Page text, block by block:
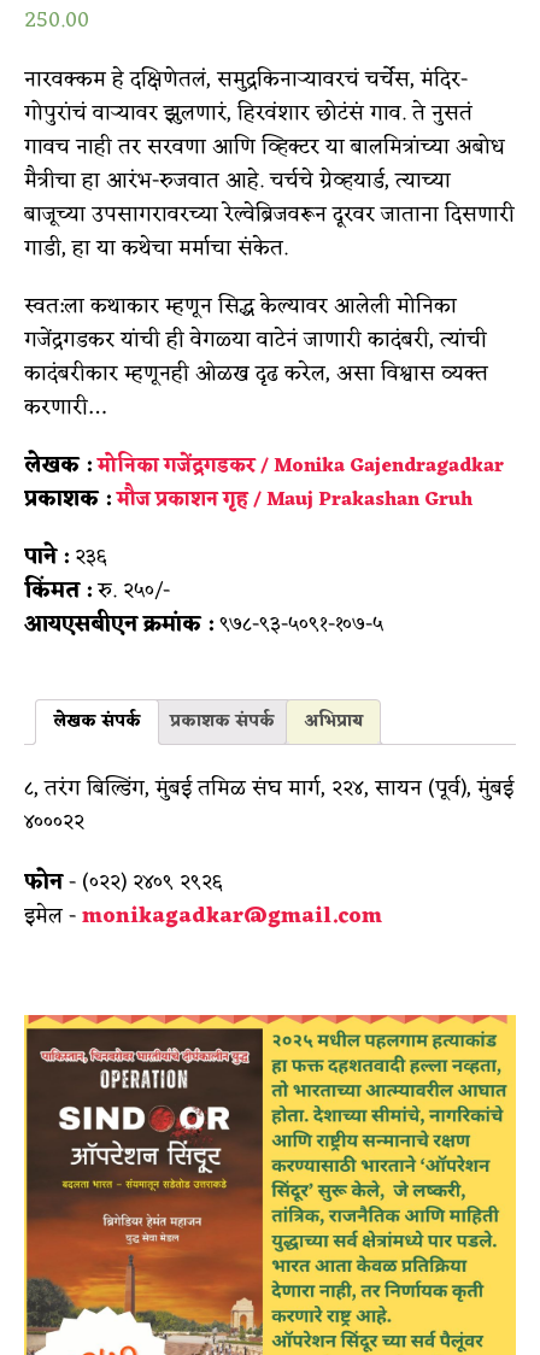
250.00
नारवक्कम हे दक्षिणेतलं, समुद्रकिनाऱ्यावरचं चर्चेस, मंदिर-
गोपुरांचं वाऱ्यावर झुलणारं, हिरवंशार छोटंसं गाव. ते नुसतं
गावच नाही तर सरवणा आणि व्हिक्टर या बालमित्रांच्या अबोध
मैत्रीचा हा आरंभ-रुजवात आहे. चर्चचे ग्रेव्हयार्ड, त्याच्या
बाजूच्या उपसागरावरच्या रेल्वेब्रिजवरून दूरवर जाताना दिसणारी
गाडी, हा या कथेचा मर्माचा संकेत.
स्वत:ला कथाकार म्हणून सिद्ध केल्यावर आलेली मोनिका
गजेंद्रगडकर यांची ही वेगळ्या वाटेनं जाणारी कादंबरी, त्यांची
कादंबरीकार म्हणूनही ओळख दृढ करेल, असा विश्वास व्यक्त
करणारी…
लेखक :मोनिका गजेंद्रगडकर / Monika Gajendragadkar
प्रकाशक :मौज प्रकाशन गृह / Mauj Prakashan Gruh
पाने :२३६
किंमत :रु. २५०/-
आयएसबीएन क्रमांक :९७८-९३-५०९१-१०७-५
लेखक संपर्क प्रकाशक संपर्क अभिप्राय
८, तरंग बिल्डिंग, मुंबई तमिळ संघ मार्ग, २२४, सायन (पूर्व), मुंबई
४०००२२
फोन- (०२२) २४०९ २९२६
इमेल -monikagadkar@gmail.com